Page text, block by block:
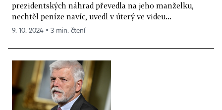
prezidentských náhrad převedla na jeho manželku,
nechtěl peníze navíc, uvedl v úterý ve videu...
9. 10. 2024 ▪ 3 min. čtení